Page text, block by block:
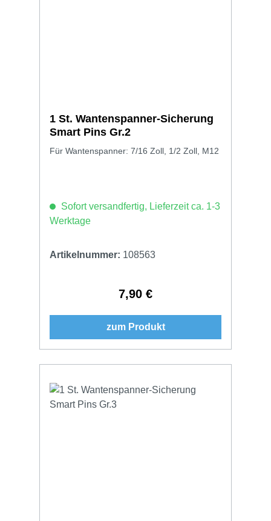
1 St. Wantenspanner-Sicherung
Smart Pins Gr.2
Für Wantenspanner: 7/16 Zoll, 1/2 Zoll, M12
Sofort versandfertig, Lieferzeit ca. 1-3
Werktage
Artikelnummer: 108563
Regulärer Preis:
7,90 €
zum Produkt